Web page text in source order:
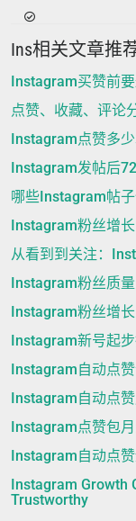
Ins相关文章推
Instagram买赞前
点赞、收藏、评论
Instagram点赞多
Instagram发帖后
哪些Instagram帖
Instagram粉丝增
从看到到关注：
Instagram粉丝质
Instagram粉丝增
Instagram新号起
Instagram自动点
Instagram自动点
Instagram点赞包
Instagram自动点
Instagram Growth
Trustworthy